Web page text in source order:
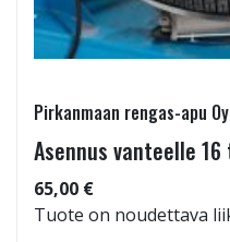
Pirkanmaan rengas-apu Oy
Asennus vanteelle
65,00 €
Tuote on noudettava